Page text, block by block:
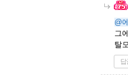
@
그
탈
답